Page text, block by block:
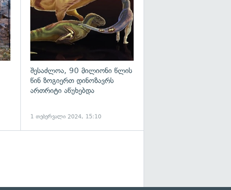
შესაძლოა, 90 მილიონი წლის
წინ ზოგიერთ დინოზავრს
ართრიტი აწუხებდა
1 თებერვალი 2024, 15:10